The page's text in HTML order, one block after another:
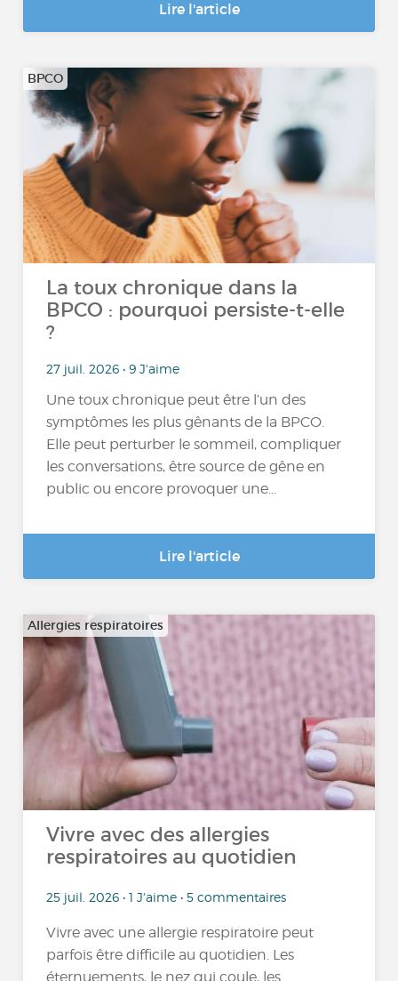
Lire l'article
BPCO
La toux chronique dans la
BPCO : pourquoi persiste-t-elle
?
27 juil. 2026 • 9 J'aime
Une toux chronique peut être l’un des
symptômes les plus gênants de la BPCO.
Elle peut perturber le sommeil, compliquer
les conversations, être source de gêne en
public ou encore provoquer une...
Lire l'article
Allergies respiratoires
Vivre avec des allergies
respiratoires au quotidien
25 juil. 2026 • 1 J'aime • 5 commentaires
Vivre avec une allergie respiratoire peut
parfois être difficile au quotidien. Les
éternuements, le nez qui coule, les